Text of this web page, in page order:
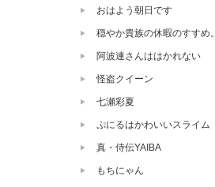
おはよう朝日です
穏やか貴族の休暇のすすめ。
阿波連さんははかれない
怪盗クイーン
七瀬彩夏
ぷにるはかわいいスライム
真・侍伝YAIBA
もちにゃん